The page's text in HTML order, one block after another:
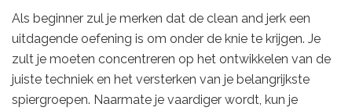
Als beginner zul je merken dat de clean and jerk een
uitdagende oefening is om onder de knie te krijgen. Je
zult je moeten concentreren op het ontwikkelen van de
juiste techniek en het versterken van je belangrijkste
spiergroepen. Naarmate je vaardiger wordt, kun je